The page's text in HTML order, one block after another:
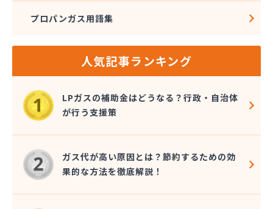
プロパンガス用語集
人気記事ランキング
LPガスの補助金はどうなる？行政・自治体
が行う支援策
ガス代が高い原因とは？節約するための効
果的な方法を徹底解説！